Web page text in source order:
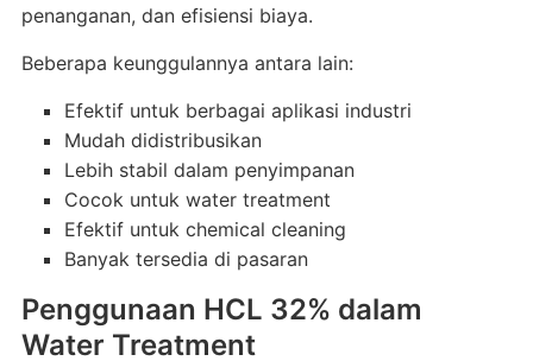
penanganan, dan efisiensi biaya.
Beberapa keunggulannya antara lain:
Efektif untuk berbagai aplikasi industri
Mudah didistribusikan
Lebih stabil dalam penyimpanan
Cocok untuk water treatment
Efektif untuk chemical cleaning
Banyak tersedia di pasaran
Penggunaan HCL 32% dalam
Water Treatment